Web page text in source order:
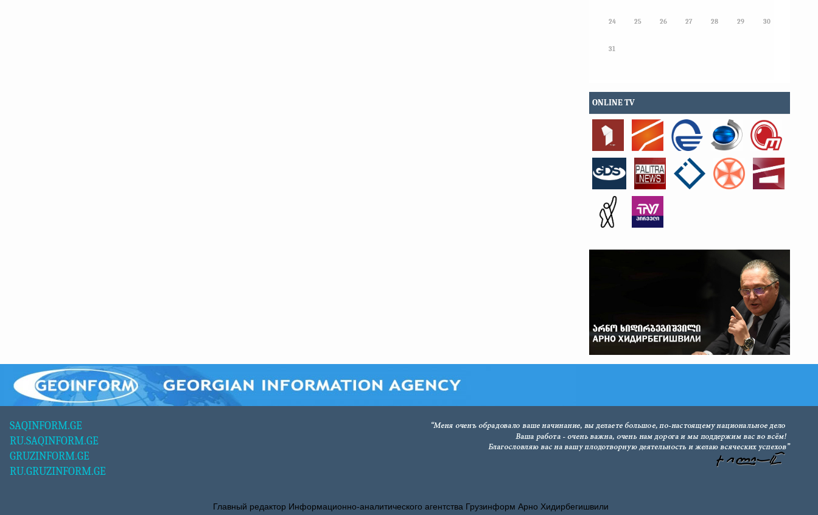
24 25 26 27 28 29 30
31
ONLINE TV
SAQINFORM.GE
RU.SAQINFORM.GE
GRUZINFORM.GE
RU.GRUZINFORM.GE
Главный редактор Информационно-аналитического агентства Грузинформ Арно Хидирбегишвили